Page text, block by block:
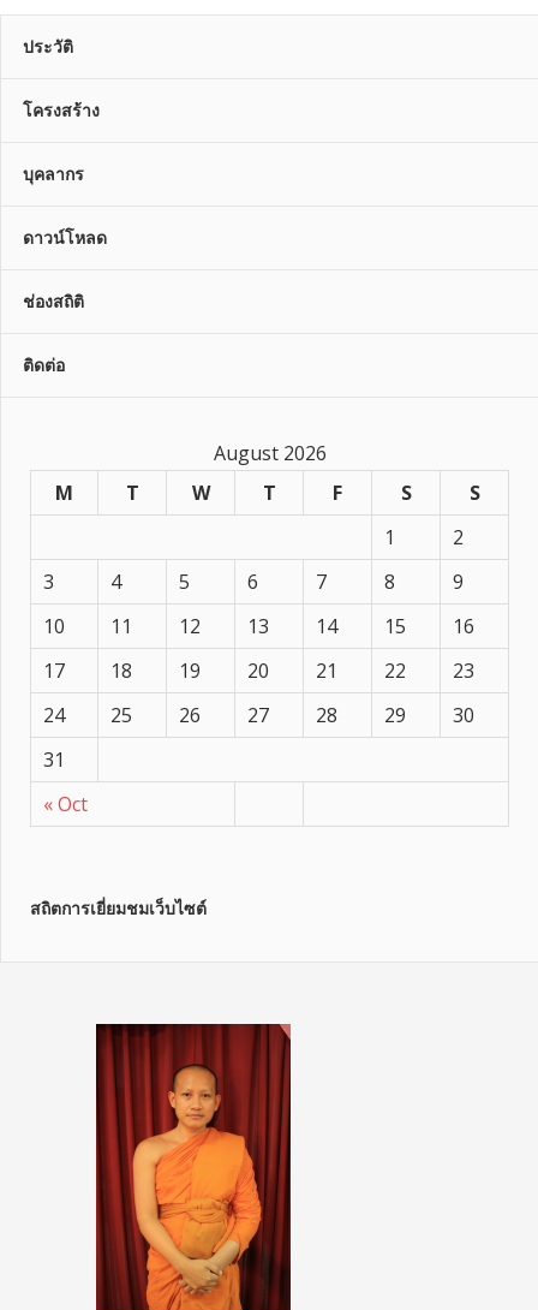
ประวัติ
โครงสร้าง
บุคลากร
ดาวน์โหลด
ช่องสถิติ
ติดต่อ
August 2026
M
T W T F S S
« Oct
1
2
3
4 5 6 7 8
9
10
11 12 13 14 15
16
17
18 19 20 21 22
23
24
25 26 27 28 29
30
31
สถิตการเยี่ยมชมเว็บไซต์